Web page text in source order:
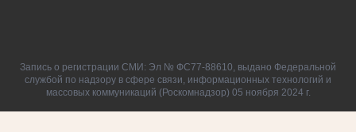
Запись о регистрации СМИ: Эл № ФС77-88610, выдано Федеральной
службой по надзору в сфере связи, информационных технологий и
массовых коммуникаций (Роскомнадзор) 05 ноября 2024 г.